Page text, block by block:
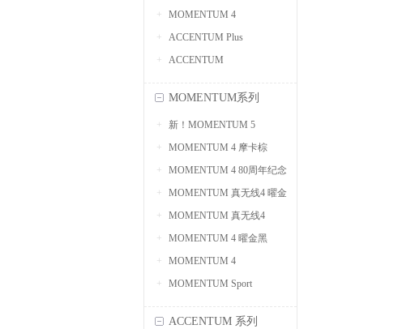
MOMENTUM 4
ACCENTUM Plus
ACCENTUM
MOMENTUM系列
新！MOMENTUM 5
MOMENTUM 4 摩卡棕
MOMENTUM 4 80周年纪念
版
MOMENTUM 真无线4 曜金
黑
MOMENTUM 真无线4
MOMENTUM 4 曜金黑
MOMENTUM 4
MOMENTUM Sport
ACCENTUM 系列